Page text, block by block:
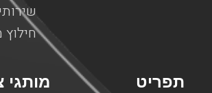
מותגי תפריט